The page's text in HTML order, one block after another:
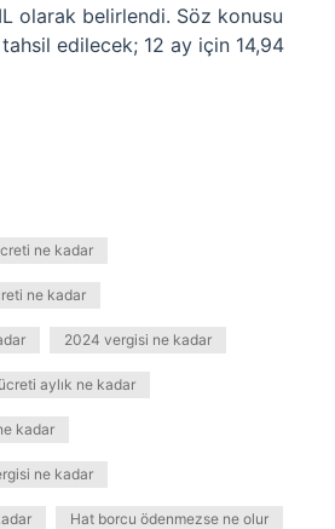
olarak belirlendi. Söz konusu
edilecek; 12 ay için 14,94
ne kadar
ne kadar
2024 vergisi ne kadar
aylık ne kadar
kadar
ne kadar
Hat borcu ödenmezse ne olur